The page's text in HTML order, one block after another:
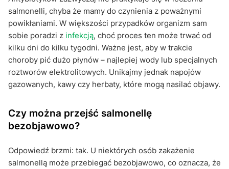
salmonelli, chyba że mamy do czynienia z poważnymi
powikłaniami. W większości przypadków organizm sam
sobie poradzi z infekcją, choć proces ten może trwać od
kilku dni do kilku tygodni. Ważne jest, aby w trakcie
choroby pić dużo płynów – najlepiej wody lub specjalnych
roztworów elektrolitowych. Unikajmy jednak napojów
gazowanych, kawy czy herbaty, które mogą nasilać objawy.
Czy można przejść salmonellę
bezobjawowo?
Odpowiedź brzmi: tak. U niektórych osób zakażenie
salmonellą może przebiegać bezobjawowo, co oznacza, że